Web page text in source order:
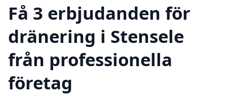
Få 3 erbjudanden för
dränering i Stensele
från professionella
företag